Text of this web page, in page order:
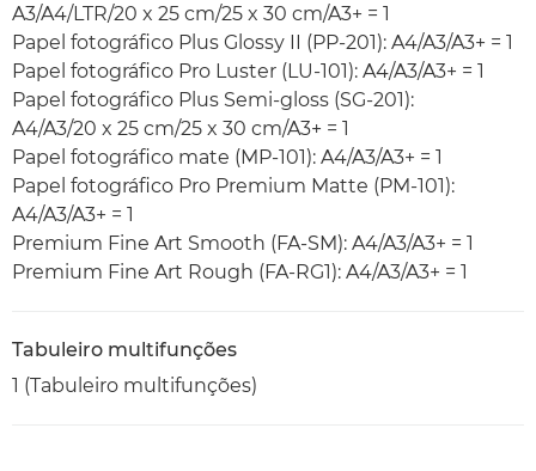
A3/A4/LTR/20 x 25 cm/25 x 30 cm/A3+ = 1
Papel fotográfico Plus Glossy II (PP-201): A4/A3/A3+ = 1
Papel fotográfico Pro Luster (LU-101): A4/A3/A3+ = 1
Papel fotográfico Plus Semi-gloss (SG-201):
A4/A3/20 x 25 cm/25 x 30 cm/A3+ = 1
Papel fotográfico mate (MP-101): A4/A3/A3+ = 1
Papel fotográfico Pro Premium Matte (PM-101):
A4/A3/A3+ = 1
Premium Fine Art Smooth (FA-SM): A4/A3/A3+ = 1
Premium Fine Art Rough (FA-RG1): A4/A3/A3+ = 1
Tabuleiro multifunções
1 (Tabuleiro multifunções)